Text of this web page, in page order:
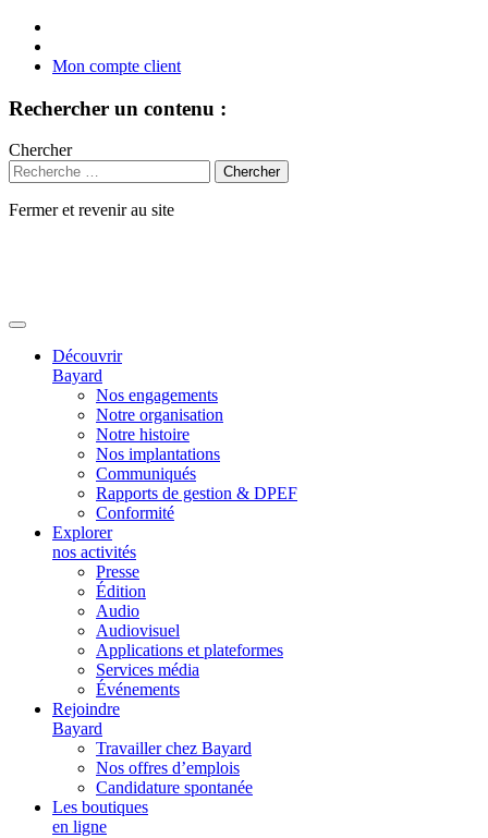
Mon compte client
Rechercher un contenu :
Chercher
Fermer et revenir au site
Découvrir
Bayard
Nos engagements
Notre organisation
Notre histoire
Nos implantations
Communiqués
Rapports de gestion & DPEF
Conformité
Explorer
nos activités
Presse
Édition
Audio
Audiovisuel
Applications et plateformes
Services média
Événements
Rejoindre
Bayard
Travailler chez Bayard
Nos offres d’emplois
Candidature spontanée
Les boutiques
en ligne